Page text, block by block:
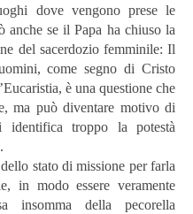
dove vengono prese le
anche se il Papa ha chiuso la
del sacerdozio femminile: Il
come segno di Cristo
è una questione che
ma può diventare motivo di
identifica troppo la potestà
stato di missione per farla
in modo essere veramente
insomma della pecorella